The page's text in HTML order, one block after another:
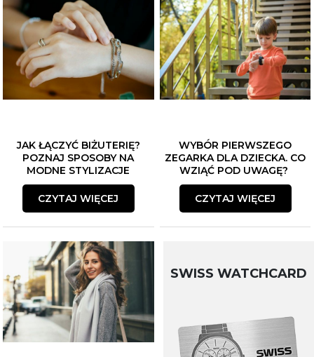
JAK ŁĄCZYĆ BIŻUTERIĘ?
POZNAJ SPOSOBY NA
MODNE STYLIZACJE
CZYTAJ WIĘCEJ
WYBÓR PIERWSZEGO
ZEGARKA DLA DZIECKA. CO
WZIĄĆ POD UWAGĘ?
CZYTAJ WIĘCEJ
SWISS WATCHCARD